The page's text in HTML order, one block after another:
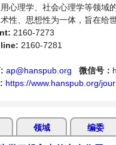
心理学、社会心理学等领域
性、思想性为一体，旨在给
问题与发展的交流平台。
2160-7273
2160-7281
ap@hanspub.org 微信号：
https://www.hanspub.org/
领域 编委